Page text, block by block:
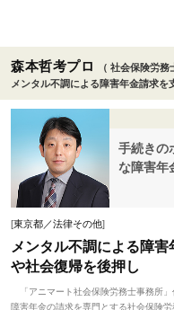
森本哲考プロ
（ 社会保険労務
メンタル不調による障害年金請求を
手続きの
な障害年
[東京都／法律その他]
メンタル不調による障
や社会復帰を後押し
「アニマート社会保険労務士事務所
障害年金の請求を専門とする社会保険